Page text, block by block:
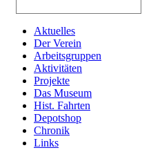
Aktuelles
Der Verein
Arbeitsgruppen
Aktivitäten
Projekte
Das Museum
Hist. Fahrten
Depotshop
Chronik
Links